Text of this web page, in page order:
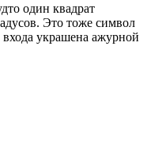
один квадрат
Это тоже символ
украшена ажурной